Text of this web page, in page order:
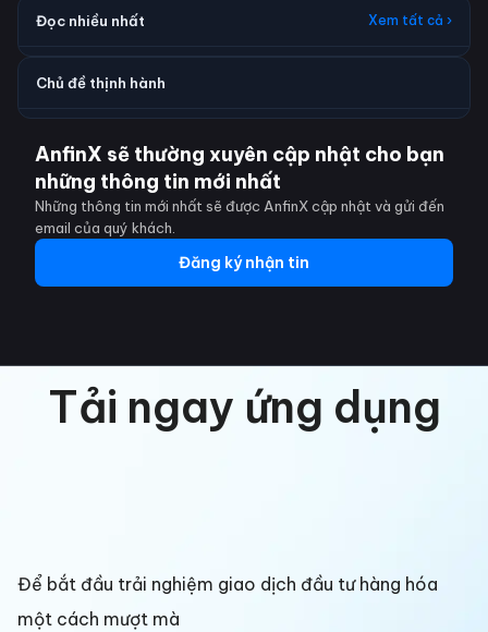
Đọc nhiều nhất Xem tất cả ›
Chủ đề thịnh hành
AnfinX sẽ thường xuyên cập nhật cho bạn
những thông tin mới nhất
Những thông tin mới nhất sẽ được AnfinX cập nhật và gửi đến
email của quý khách.
Đăng ký nhận tin
Tải ngay ứng dụng
Để bắt đầu trải nghiệm giao dịch đầu tư hàng hóa
một cách mượt mà